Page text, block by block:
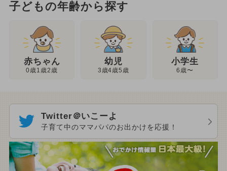
子どもの年齢から探す
赤ちゃん
0歳1歳2歳
幼児
3歳4歳5歳
小学生
6歳〜
Twitter＠いこーよ
子育て中のママパパのお出かけを応援！